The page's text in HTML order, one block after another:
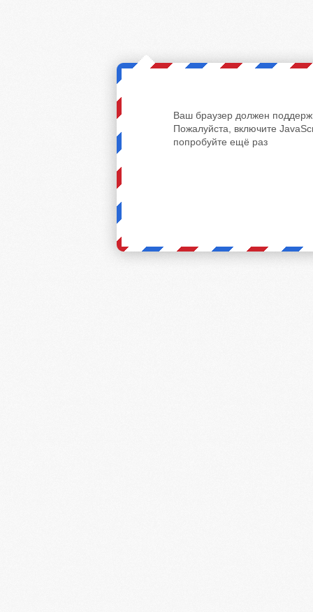
Ваш браузер должен
Пожалуйста, включите
попробуйте ещё раз